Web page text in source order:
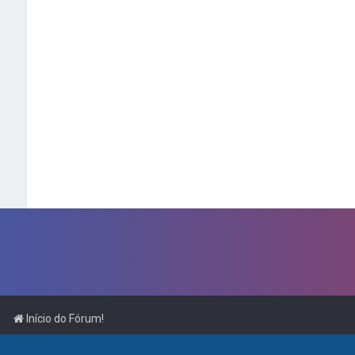
Início do Fórum!